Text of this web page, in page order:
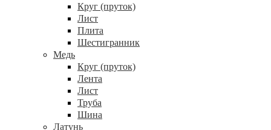
Круг (пруток)
Лист
Плита
Шестигранник
Медь
Круг (пруток)
Лента
Лист
Труба
Шина
Латунь